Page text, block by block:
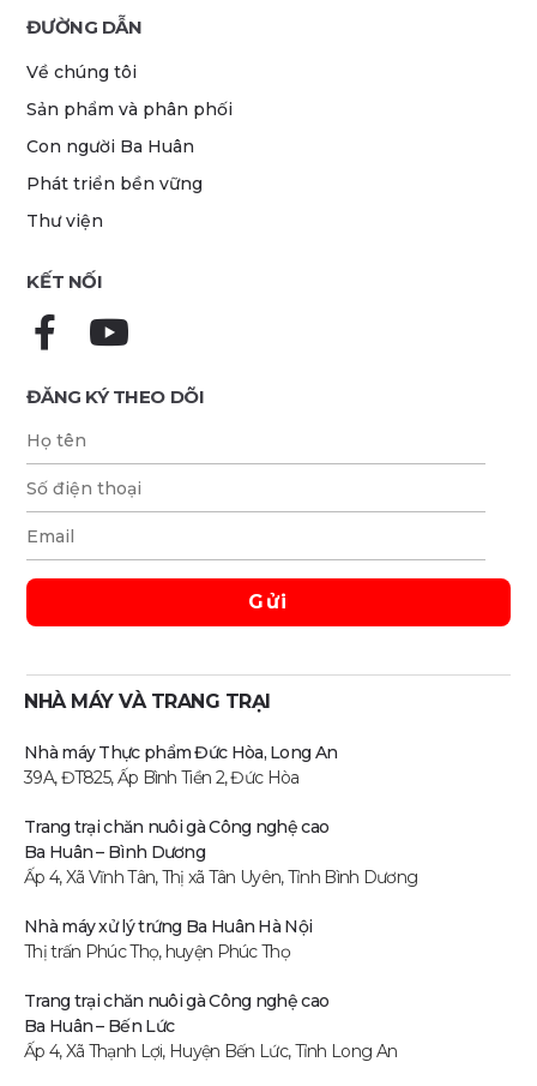
ĐƯỜNG DẪN
Về chúng tôi
Sản phẩm và phân phối
Con người Ba Huân
Phát triển bền vững
Thư viện
KẾT NỐI
ĐĂNG KÝ THEO DÕI
NHÀ MÁY VÀ TRANG TRẠI
Nhà máy Thực phẩm Đức Hòa, Long An
39A, ĐT825, Ấp Bình Tiền 2, Đức Hòa
Trang trại chăn nuôi gà Công nghệ cao
Ba Huân – Bình Dương
Ấp 4, Xã Vĩnh Tân, Thị xã Tân Uyên, Tỉnh Bình Dương
Nhà máy xử lý trứng Ba Huân Hà Nội
Thị trấn Phúc Thọ, huyện Phúc Thọ
Trang trại chăn nuôi gà Công nghệ cao
Ba Huân – Bến Lức
Ấp 4, Xã Thạnh Lợi, Huyện Bến Lức, Tỉnh Long An